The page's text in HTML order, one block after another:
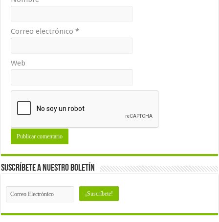
Correo electrónico*
Web
Suscríbete a nuestro Boletín